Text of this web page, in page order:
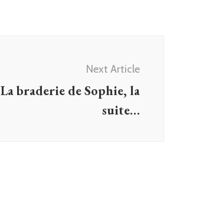
Next Article
La braderie de Sophie, la
suite…